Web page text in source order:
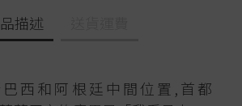
描述
西和阿根廷中間位置,首都